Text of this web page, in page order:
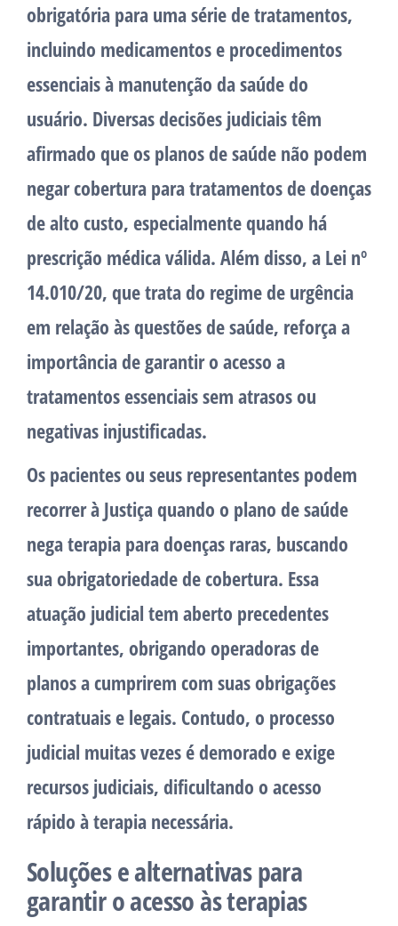
obrigatória para uma série de tratamentos,
incluindo medicamentos e procedimentos
essenciais à manutenção da saúde do
usuário. Diversas decisões judiciais têm
afirmado que os planos de saúde não podem
negar cobertura para tratamentos de doenças
de alto custo, especialmente quando há
prescrição médica válida. Além disso, a Lei nº
14.010/20, que trata do regime de urgência
em relação às questões de saúde, reforça a
importância de garantir o acesso a
tratamentos essenciais sem atrasos ou
negativas injustificadas.
Os pacientes ou seus representantes podem
recorrer à Justiça quando o plano de saúde
nega terapia para doenças raras, buscando
sua obrigatoriedade de cobertura. Essa
atuação judicial tem aberto precedentes
importantes, obrigando operadoras de
planos a cumprirem com suas obrigações
contratuais e legais. Contudo, o processo
judicial muitas vezes é demorado e exige
recursos judiciais, dificultando o acesso
rápido à terapia necessária.
Soluções e alternativas para
garantir o acesso às terapias